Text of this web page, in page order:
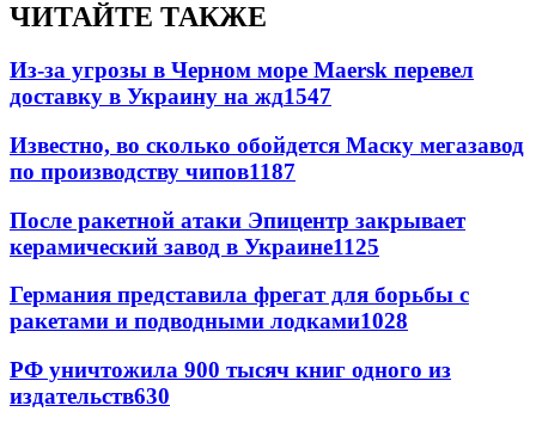
ЧИТАЙТЕ ТАКЖЕ
Из-за угрозы в Черном море Maersk перевел
доставку в Украину на жд1547
Известно, во сколько обойдется Маску мегазавод
по производству чипов1187
После ракетной атаки Эпицентр закрывает
керамический завод в Украине1125
Германия представила фрегат для борьбы с
ракетами и подводными лодками1028
РФ уничтожила 900 тысяч книг одного из
издательств630